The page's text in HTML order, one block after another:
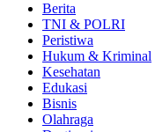
Berita
TNI & POLRI
Peristiwa
Hukum & Kriminal
Kesehatan
Edukasi
Bisnis
Olahraga